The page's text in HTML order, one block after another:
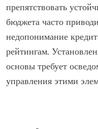
препятствовать
бюджета часто
недопонимание
рейтингам.
основы требует
управления этими